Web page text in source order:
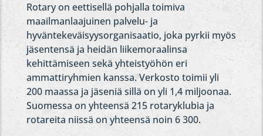
Rotary on eettisellä pohjalla toimiva
maailmanlaajuinen palvelu- ja
hyväntekeväisyysorganisaatio, joka pyrkii myös
jäsentensä ja heidän liikemoraalinsa
kehittämiseen sekä yhteistyöhön eri
ammattiryhmien kanssa.Verkosto toimii yli
200 maassa ja jäseniä sillä on yli 1,4 miljoonaa.
Suomessa on yhteensä 215 rotaryklubia ja
rotareita niissä on yhteensä noin 6 300.